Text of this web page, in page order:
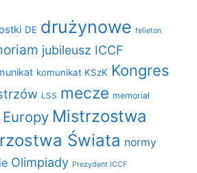
DE drużynowe felieton
jubileusz ICCF
komunikat KSzK Kongres
LSS mecze memoriał
Mistrzostwa
Świata normy
Olimpiady Prezydent ICCF